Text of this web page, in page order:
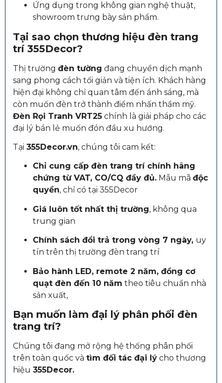
Ứng dụng trong không gian nghệ thuật,
showroom trưng bày sản phẩm.
Tại sao chọn thương hiệu đèn trang
trí 355Decor?
Thị trường đèn tường đang chuyển dịch mạnh
sang phong cách tối giản và tiện ích. Khách hàng
hiện đại không chỉ quan tâm đến ánh sáng, mà
còn muốn đèn trở thành điểm nhấn thẩm mỹ.
Đèn Rọi Tranh VRT25 chính là giải pháp cho các
đại lý bán lẻ muốn đón đầu xu hướng.
Tại 355Decor.vn, chúng tôi cam kết:
Chỉ cung cấp đèn trang trí chính hãng
chứng từ VAT, CO/CQ đầy đủ. Mẫu mã độc
quyền, chỉ có tại 355Decor
Giá luôn tốt nhất thị trường, không qua
trung gian
Chính sách đổi trả trong vòng 7 ngày, uy
tín trên thị trường đèn trang trí
Bảo hành LED, remote 2 năm, đồng cơ
quạt đèn đến 10 năm theo tiêu chuẩn nhà
sản xuất,
Bạn muốn làm đại lý phân phối đèn
trang trí?
Chúng tôi đang mở rộng hệ thống phân phối
trên toàn quốc và tìm đối tác đại lý cho thương
hiệu 355Decor.